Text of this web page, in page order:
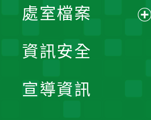
單
處室檔案
資訊安全
宣導資訊